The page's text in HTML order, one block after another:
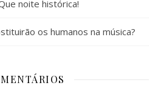
noite histórica!
os humanos na música?